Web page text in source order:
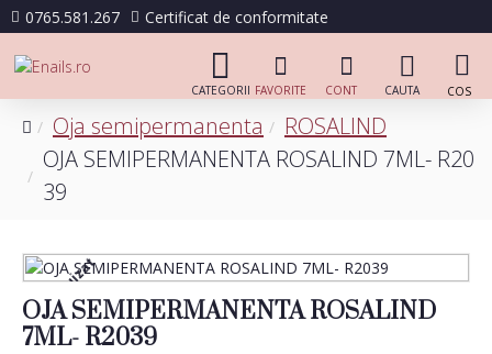
0765.581.267 Certificat de conformitate
Oja semipermanenta
ROSALIND
OJA SEMIPERMANENTA ROSALIND 7ML- R20
39
Stoc epuizat
OJA SEMIPERMANENTA ROSALIND
7ML- R2039